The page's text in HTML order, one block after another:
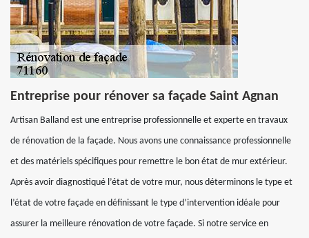
Entreprise pour rénover sa façade Saint Agnan
Artisan Balland est une entreprise professionnelle et experte en travaux
de rénovation de la façade. Nous avons une connaissance professionnelle
et des matériels spécifiques pour remettre le bon état de mur extérieur.
Après avoir diagnostiqué l’état de votre mur, nous déterminons le type et
l’état de votre façade en définissant le type d’intervention idéale pour
assurer la meilleure rénovation de votre façade. Si notre service en